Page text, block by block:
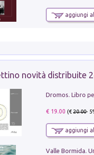
aggiungi
novità distribuite
€ 19.00 (€20.00-
aggiungi
Valle Bormida.